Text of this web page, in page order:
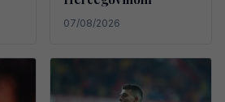
07/08/2026